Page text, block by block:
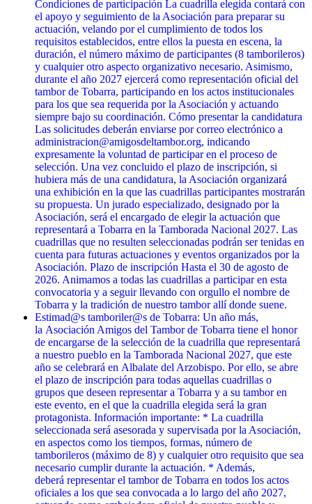
Condiciones de participación La cuadrilla elegida contará con
el apoyo y seguimiento de la Asociación para preparar su
actuación, velando por el cumplimiento de todos los
requisitos establecidos, entre ellos la puesta en escena, la
duración, el número máximo de participantes (8 tamborileros)
y cualquier otro aspecto organizativo necesario. Asimismo,
durante el año 2027 ejercerá como representación oficial del
tambor de Tobarra, participando en los actos institucionales
para los que sea requerida por la Asociación y actuando
siempre bajo su coordinación. Cómo presentar la candidatura
Las solicitudes deberán enviarse por correo electrónico a
administracion@amigosdeltambor.org, indicando
expresamente la voluntad de participar en el proceso de
selección. Una vez concluido el plazo de inscripción, si
hubiera más de una candidatura, la Asociación organizará
una exhibición en la que las cuadrillas participantes mostrarán
su propuesta. Un jurado especializado, designado por la
Asociación, será el encargado de elegir la actuación que
representará a Tobarra en la Tamborada Nacional 2027. Las
cuadrillas que no resulten seleccionadas podrán ser tenidas en
cuenta para futuras actuaciones y eventos organizados por la
Asociación. Plazo de inscripción Hasta el 30 de agosto de
2026. Animamos a todas las cuadrillas a participar en esta
convocatoria y a seguir llevando con orgullo el nombre de
Tobarra y la tradición de nuestro tambor allí donde suene.
Estimad@s tamboriler@s de Tobarra: Un año más,
la Asociación Amigos del Tambor de Tobarra tiene el honor
de encargarse de la selección de la cuadrilla que representará
a nuestro pueblo en la Tamborada Nacional 2027, que este
año se celebrará en Albalate del Arzobispo. Por ello, se abre
el plazo de inscripción para todas aquellas cuadrillas o
grupos que deseen representar a Tobarra y a su tambor en
este evento, en el que la cuadrilla elegida será la gran
protagonista. Información importante: * La cuadrilla
seleccionada será asesorada y supervisada por la Asociación,
en aspectos como los tiempos, formas, número de
tamborileros (máximo de 8) y cualquier otro requisito que sea
necesario cumplir durante la actuación. * Además,
deberá representar el tambor de Tobarra en todos los actos
oficiales a los que sea convocada a lo largo del año 2027,